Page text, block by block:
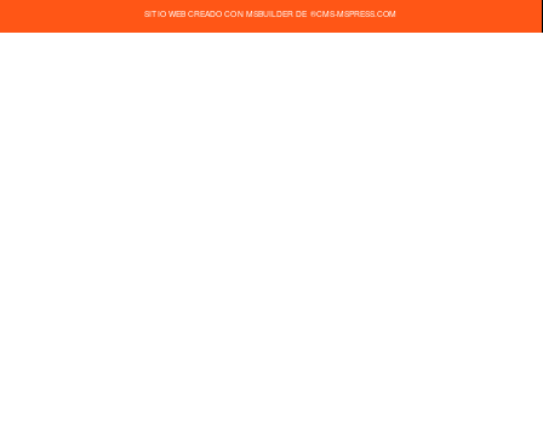
SITIO WEB CREADO CON MSBUILDER DE ®CMS-MSPRESS.COM